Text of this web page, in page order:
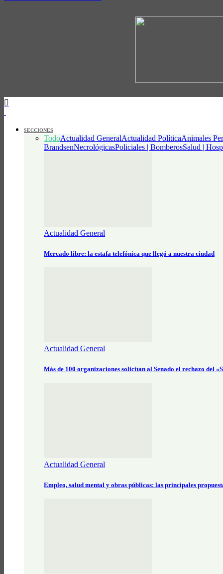
SECCIONES
TodoActualidad GeneralActualidad PolíticaAnimales
BrandsenNecrológicasPoliciales | BomberosSalud |
Actualidad General
Mercado libre: la estafa telefónica que llegó a nuestra ciudad
Actualidad General
Más de 100 organizaciones solicitan al Senado el rechazo del
Actualidad General
Empleo, salud mental y obras públicas: las principales